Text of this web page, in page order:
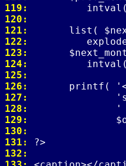
119:
120:
121:
122:
123:
124:
125:
126:
127:
128:
129:
130:
131:
132: